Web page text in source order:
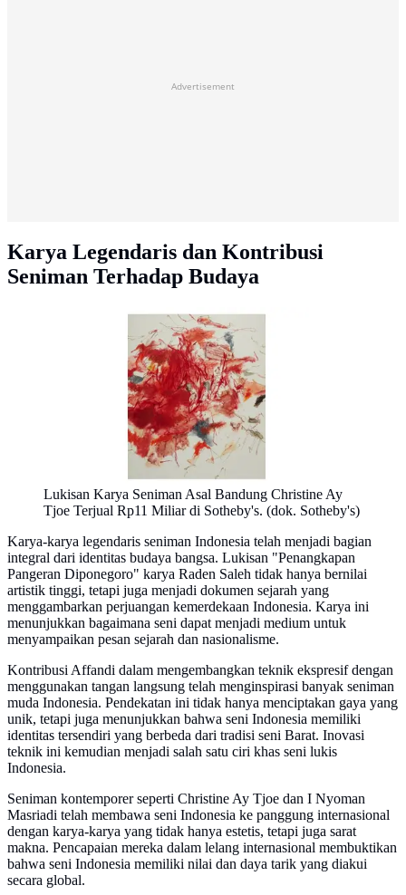
Advertisement
Karya Legendaris dan Kontribusi
Seniman Terhadap Budaya
Lukisan Karya Seniman Asal Bandung Christine Ay
Tjoe Terjual Rp11 Miliar di Sotheby's. (dok. Sotheby's)
Karya-karya legendaris seniman Indonesia telah menjadi bagian
integral dari identitas budaya bangsa. Lukisan "Penangkapan
Pangeran Diponegoro" karya Raden Saleh tidak hanya bernilai
artistik tinggi, tetapi juga menjadi dokumen sejarah yang
menggambarkan perjuangan kemerdekaan Indonesia. Karya ini
menunjukkan bagaimana seni dapat menjadi medium untuk
menyampaikan pesan sejarah dan nasionalisme.
Kontribusi Affandi dalam mengembangkan teknik ekspresif dengan
menggunakan tangan langsung telah menginspirasi banyak seniman
muda Indonesia. Pendekatan ini tidak hanya menciptakan gaya yang
unik, tetapi juga menunjukkan bahwa seni Indonesia memiliki
identitas tersendiri yang berbeda dari tradisi seni Barat. Inovasi
teknik ini kemudian menjadi salah satu ciri khas seni lukis
Indonesia.
Seniman kontemporer seperti Christine Ay Tjoe dan I Nyoman
Masriadi telah membawa seni Indonesia ke panggung internasional
dengan karya-karya yang tidak hanya estetis, tetapi juga sarat
makna. Pencapaian mereka dalam lelang internasional membuktikan
bahwa seni Indonesia memiliki nilai dan daya tarik yang diakui
secara global.